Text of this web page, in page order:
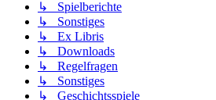
↳ Spielberichte
↳ Sonstiges
↳ Ex Libris
↳ Downloads
↳ Regelfragen
↳ Sonstiges
↳ Geschichtsspiele